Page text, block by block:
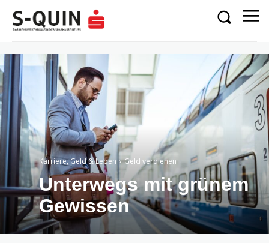
Karriere, Geld & Leben Geld verdienen
Unterwegs mit grünem
Gewissen